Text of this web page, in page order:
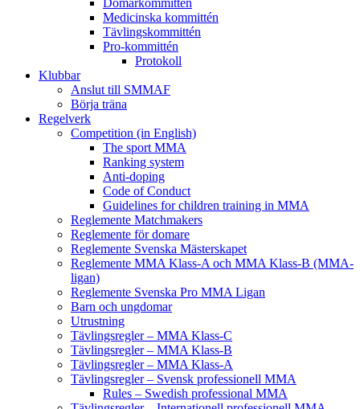
Medicinska kommittén
Tävlingskommittén
Pro-kommittén
Protokoll
Klubbar
Anslut till SMMAF
Börja träna
Regelverk
Competition (in English)
The sport MMA
Ranking system
Anti-doping
Code of Conduct
Guidelines for children training in MMA
Reglemente Matchmakers
Reglemente för domare
Reglemente Svenska Mästerskapet
Reglemente MMA Klass-A och MMA Klass-B (MMA-
ligan)
Reglemente Svenska Pro MMA Ligan
Barn och ungdomar
Utrustning
Tävlingsregler – MMA Klass-C
Tävlingsregler – MMA Klass-B
Tävlingsregler – MMA Klass-A
Tävlingsregler – Svensk professionell MMA
Rules – Swedish professional MMA